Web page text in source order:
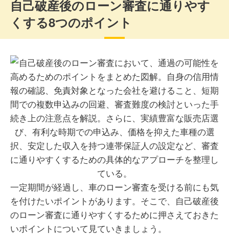
自己破産後のローン審査に通りやす
くする8つのポイント
一定期間が経過し、車のローン審査を受ける前にも気
を付けたいポイントがあります。そこで、自己破産後
のローン審査に通りやすくするために押さえておきた
いポイントについて見ていきましょう。